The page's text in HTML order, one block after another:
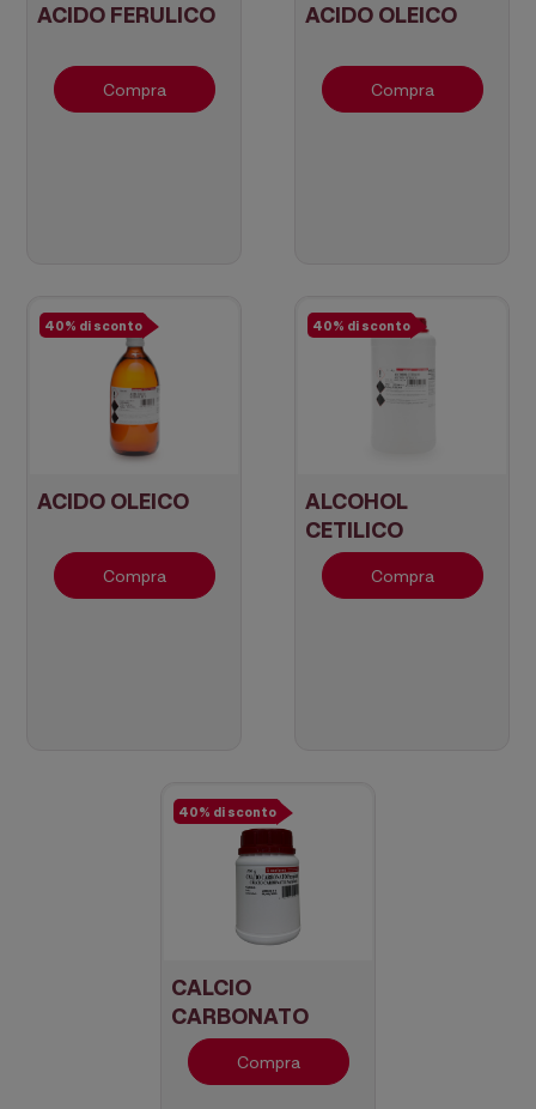
ACIDO FERULICO
Compra
ACIDO OLEICO
Compra
40% di sconto
ACIDO OLEICO
Compra
40% di sconto
ALCOHOL
CETILICO
Compra
40% di sconto
CALCIO
CARBONATO
Precipitado
Compra